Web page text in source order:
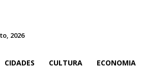
2026
CIDADES CULTURA ECONOMIA